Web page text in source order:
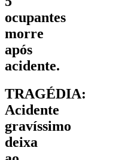
ocupantes
morre
após
acidente.
TRAGÉDIA:
Acidente
gravíssimo
deixa